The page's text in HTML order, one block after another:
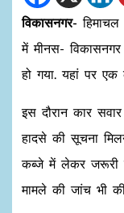
विकासनगर-
में मीनस- विकासनगर
हो गया. यहां पर एक
इस दौरान कार
हादसे की सूचना
कब्जे में लेकर जरूरी
मामले की जांच भी